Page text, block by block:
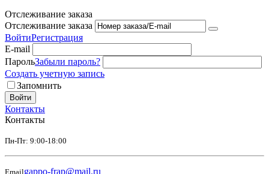
Отслеживание заказа
Отслеживание заказа
ВойтиРегистрация
E-mail
ПарольЗабыли пароль?
Создать учетную запись
Запомнить
Войти
Контакты
Контакты
Пн-Пт: 9:00-18:00
Emailgappo-frap@mail.ru